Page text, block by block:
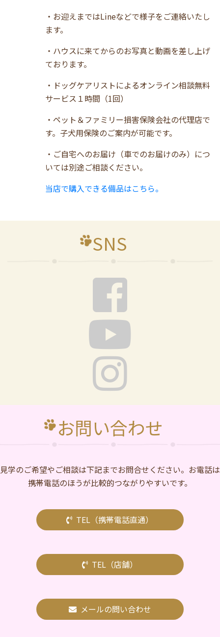
・お迎えまではLineなどで様子をご連絡いたし
ます。
・ハウスに来てからのお写真と動画を差し上げ
ております。
・ドッグケアリストによるオンライン相談無料
サービス１時間（1回）
・ペット＆ファミリー損害保険会社の代理店で
す。子犬用保険のご案内が可能です。
・ご自宅へのお届け（車でのお届けのみ）につ
いては別途ご相談ください。
当店で購入できる備品はこちら。
SNS
お問い合わせ
⾒学のご希望やご相談は下記までお問合せください。お電話は
携帯電話のほうが比較的つながりやすいです。
TEL（携帯電話直通）
TEL（店舗）
メールの問い合わせ